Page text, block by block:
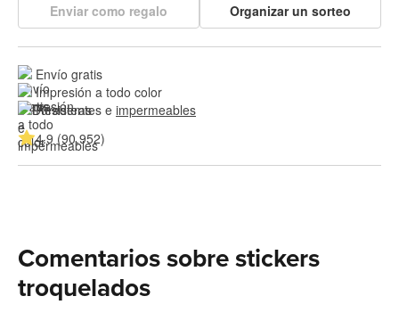
Enviar como regalo Organizar un sorteo
Envío gratis
Impresión a todo color
Resistentes e impermeables
4.9 (90,952)
Comentarios sobre stickers
troquelados